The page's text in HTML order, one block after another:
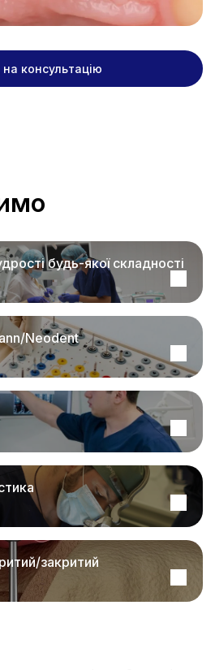
консультацію
будь-якої складності
Neodent
закритий